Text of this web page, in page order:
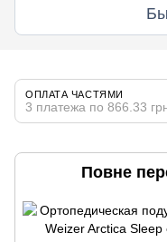
ОПЛАТА ЧАСТЯМИ
3 платежа по 866.33
Повне